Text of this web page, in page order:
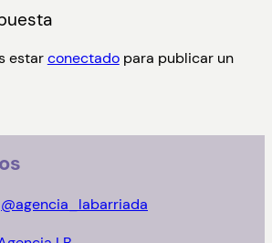
estarconectadopara publicar un
@agencia_labarriada